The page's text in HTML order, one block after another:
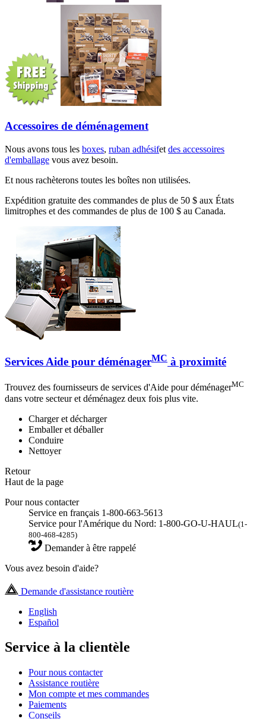
Accessoires de déménagement
Nous avons tous les boxes, ruban adhésifet des accessoires
d'emballage vous avez besoin.
Et nous rachèterons toutes les boîtes non utilisées.
Expédition gratuite des commandes de plus de 50 $ aux États
limitrophes et des commandes de plus de 100 $ au Canada.
Services Aide pour déménagerMC à proximité
Trouvez des fournisseurs de services d'Aide pour déménagerMC
dans votre secteur et déménagez deux fois plus vite.
Charger et décharger
Emballer et déballer
Conduire
Nettoyer
Retour
Haut de la page
Pour nous contacter
Service en français 1-800-663-5613
Service pour l'Amérique du Nord: 1-800-GO-U-HAUL(1-
800-468-4285)
Demander à être rappelé
Vous avez besoin d'aide?
Demande d'assistance routière
English
Español
Service à la clientèle
Pour nous contacter
Assistance routière
Mon compte et mes commandes
Paiements
Conseils